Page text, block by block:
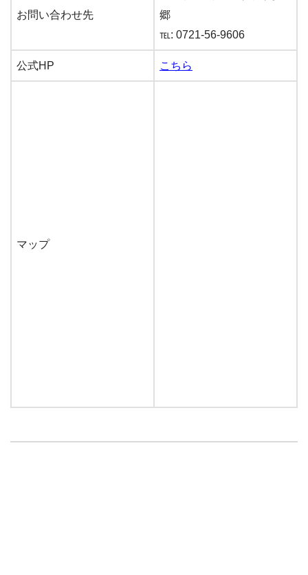
お問い合わせ先
郷
℡: 0721-56-9606
公式HP こちら
マップ